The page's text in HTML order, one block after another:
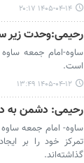
۱۴۰۵-۰۴-۱۴ ۲۰:۱۷
رحیمی:وحدت زیر
ساوه-امام جمعه
است.
۱۴۰۵-۰۴-۱۲ ۱۳:۴۹
رحیمی: دشمن به
ساوه- امام جمعه
تمرکز خود را بر
گذاشته‌اند.